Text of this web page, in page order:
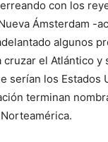
con los
Ámsterdam -
algunos
cruzar el Atlántico y
serían los Estados
terminan